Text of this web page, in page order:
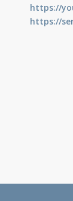
https://
https://